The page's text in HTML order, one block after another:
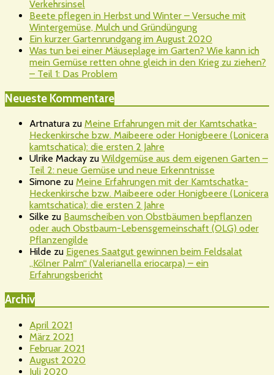
Verkehrsinsel
Beete pflegen in Herbst und Winter – Versuche mit
Wintergemüse, Mulch und Gründüngung
Ein kurzer Gartenrundgang im August 2020
Was tun bei einer Mäuseplage im Garten? Wie kann ich
mein Gemüse retten ohne gleich in den Krieg zu ziehen?
– Teil 1: Das Problem
Neueste Kommentare
Artnatura zu Meine Erfahrungen mit der Kamtschatka-
Heckenkirsche bzw. Maibeere oder Honigbeere (Lonicera
kamtschatica): die ersten 2 Jahre
Ulrike Mackay zu Wildgemüse aus dem eigenen Garten –
Teil 2: neue Gemüse und neue Erkenntnisse
Simone zu Meine Erfahrungen mit der Kamtschatka-
Heckenkirsche bzw. Maibeere oder Honigbeere (Lonicera
kamtschatica): die ersten 2 Jahre
Silke zu Baumscheiben von Obstbäumen bepflanzen
oder auch Obstbaum-Lebensgemeinschaft (OLG) oder
Pflanzengilde
Hilde zu Eigenes Saatgut gewinnen beim Feldsalat
„Kölner Palm“ (Valerianella eriocarpa) – ein
Erfahrungsbericht
Archiv
April 2021
März 2021
Februar 2021
August 2020
Juli 2020